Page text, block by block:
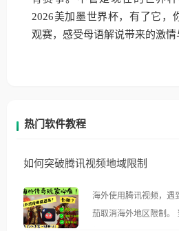
2026美加墨世界杯，有了它，
观赛，感受母语解说带来的激情
热门软件教程
如何突破腾讯视频地域限制
海外使用腾讯视频，遇
茄取消海外地区限制。 当在海外打开腾讯视频，却突